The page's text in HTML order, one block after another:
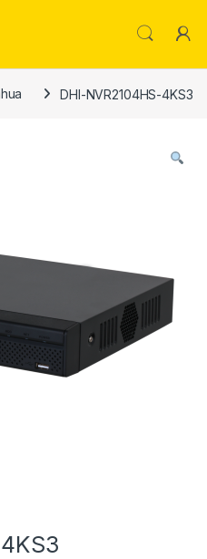
DHI-NVR2104HS-4KS3